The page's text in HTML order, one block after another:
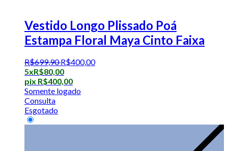
Vestido Longo Plissado Poá
Estampa Floral Maya Cinto Faixa
R$699,90 R$400,00
5xR$80,00
pix R$400,00
Somente logado
Consulta
Esgotado